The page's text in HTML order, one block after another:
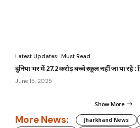
Latest Updates Must Read
दुनिया भर में 27.2 करोड़ बच्चे स्कूल नहीं जा पा रहे :
June 15, 2025
Show More
More News: Jharkhand News